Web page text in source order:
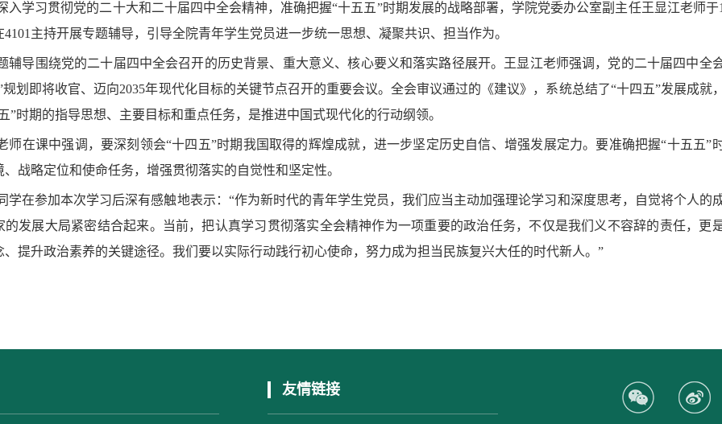
入学习贯彻党的二十大和二十届四中全会精神，准确把握“十五五”时期发展的战略部署，学院党委办公室副主任王显江老师于
4101主持开展专题辅导，引导全院青年学生党员进一步统一思想、凝聚共识、担当作为。
辅导围绕党的二十届四中全会召开的历史背景、重大意义、核心要义和落实路径展开。王显江老师强调，党的二十届四中全
规划即将收官、迈向2035年现代化目标的关键节点召开的重要会议。全会审议通过的《建议》，系统总结了“十四五”发展成就
”时期的指导思想、主要目标和重点任务，是推进中国式现代化的行动纲领。
师在课中强调，要深刻领会“十四五”时期我国取得的辉煌成就，进一步坚定历史自信、增强发展定力。要准确把握“十五五”
、战略定位和使命任务，增强贯彻落实的自觉性和坚定性。
学在参加本次学习后深有感触地表示：“作为新时代的青年学生党员，我们应当主动加强理论学习和深度思考，自觉将个人的
的发展大局紧密结合起来。当前，把认真学习贯彻落实全会精神作为一项重要的政治任务，不仅是我们义不容辞的责任，更
、提升政治素养的关键途径。我们要以实际行动践行初心使命，努力成为担当民族复兴大任的时代新人。”
友情链接